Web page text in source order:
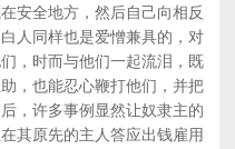
安全地方，然后自己向相反
人同样也是爱憎兼具的，对
，时而与他们一起流泪，既
，也能忍心鞭打他们，并把
，许多事例显然让奴隶主的
其原先的主人答应出钱雇用